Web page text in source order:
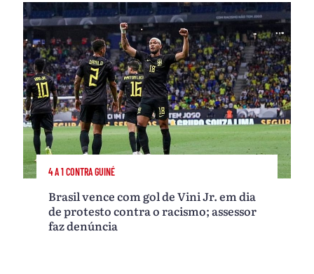
4 A 1 CONTRA GUINÉ
Brasil vence com gol de Vini Jr. em dia
de protesto contra o racismo; assessor
faz denúncia